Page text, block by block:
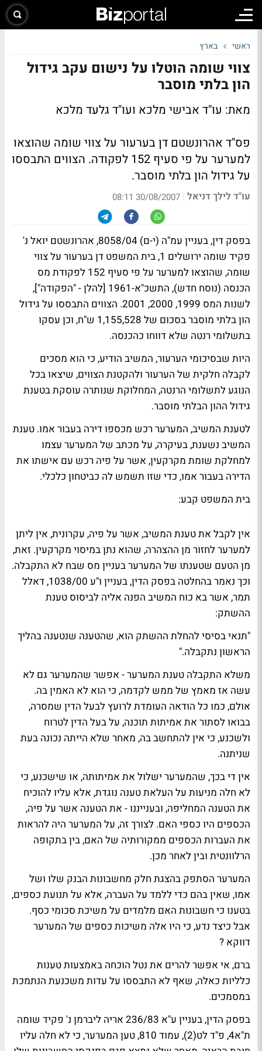
ראשי בארץ
צווי שומה הוטלו על נישום עקב גידול
הון בלתי מוסבר
מאת: עו"ד אבישי מלכא ועו"ד גלעד מלכא
פס"ד אהרונשטם דן בערעור על צווי שומה שהוצאו
למערער על פי סעיף 152 לפקודה. הצווים התבססו
על גידול הון בלתי מוסבר.
עו"ד לילך דניאל |
30/08/2007 08:11
בפסק דין, בעניין עמ"ה (י-ם) 8058/04, אהרונשטם יואל נ'
פקיד שומה ירושלים 1, בית המשפט דן בערעור על צווי
שומה, שהוצאו למערער על פי סעיף 152 לפקודת מס
הכנסה (נוסח חדש), התשכ"א-1961 [להלן - "הפקודה"],
לשנות המס 1999, 2000, 2001. הצווים התבססו על גידול
הון בלתי מוסבר בסכום של 1,155,528 ש"ח, וכן עסקו
בתשלומי רנטה שלא דווחו כהכנסה.
היות שבסיכומי הערעור, המשיב הודיע, כי הוא מסכים
לקבלה חלקית של הערעור ולהקטנת הצווים, שיצאו בכל
הנוגע לתשלומי הרנטה, המחלוקת שנותרה עוסקת בטענת
גידול ההון הבלתי מוסבר.
לטענת המשיב, המערער רכש מכספו דירה בעבור אמו. טענת
המשיב נשענת, בעיקרה, על מכתב של המערער עצמו
למחלקת שומת מקרקעין, אשר על פיה רכש עם אישתו את
הדירה בעבור אמו, כדי שזו תשמש לה כביטחון כלכלי.
בית המשפט קבע:
אין לקבל את טענת המשיב, אשר על פיה, עקרונית, אין ליתן
למערער לחזור מן ההצהרה, שהוא נתן במיסוי מקרקעין. זאת,
מן הטעם שטענתו של המערער בעניין מס שבח לא התקבלה.
וכך נאמר בהחלטה בפסק הדין, בעניין ו"ע 1038/00, דאלל
תמר, אשר בא כוח המשיב הפנה אליה לביסוס טענת
ההשתק:
"תנאי בסיסי להחלת ההשתק הוא, שהטענה שנטענה בהליך
הראשון נתקבלה."
משלא התקבלה טענת המערער - אפשר שהמערער גם לא
עשה אז מאמץ של ממש לקדמה, כי הוא לא האמין בה.
אולם, כמו כל הודאה העומדת לרועץ לבעל הדין שמסרה,
בבואו לסתור את אמיתות תוכנה, על בעל הדין לטרוח
ולשכנע, כי אין להתחשב בה, מאחר שלא הייתה נכונה בעת
שניתנה.
אין די בכך, שהמערער ישלול את אמיתותה, או שישכנע, כי
לא חלה מניעות על העלאת טענה נוגדת, אלא עליו להוכיח
את הטענה המחליפה, ובענייננו - את הטענה אשר על פיה,
הכספים היו כספי האם. לצורך זה, על המערער היה להראות
את העברות הכספים ממקורותיה של האם, בין בתקופה
הרלוונטית ובין לאחר מכן.
המערער הסתפק בהצגת חלק מחשבונות הבנק שלו ושל
אמו, שאין בהם כדי ללמד על העברה, אלא על תנועת כספים,
בטענו כי חשבונות האם מלמדים על משיכת סכומי כסף.
אבל כיצד נדע, כי היו אלה משיכות כספים של המערער
דווקא ?
ברם, אי אפשר להרים את נטל הוכחה באמצעות טענות
כלליות כאלה, שאף לא התבססו על עדות משכנעת הנתמכת
במסמכים.
בפסק הדין, בעניין ע"א 236/83 אריה ליברמן נ' פקיד שומה
ת"א4, פ"ד לט(2), עמוד 810, טען המערער, כי לא חלה עליו